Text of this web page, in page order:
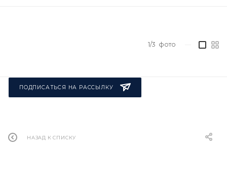
1/3 фото
ПОДПИСАТЬСЯ НА РАССЫЛКУ
НАЗАД К СПИСКУ